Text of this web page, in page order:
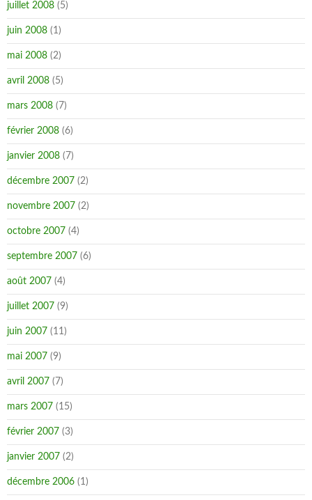
juillet 2008 (5)
juin 2008 (1)
mai 2008 (2)
avril 2008 (5)
mars 2008 (7)
février 2008 (6)
janvier 2008 (7)
décembre 2007 (2)
novembre 2007 (2)
octobre 2007 (4)
septembre 2007 (6)
août 2007 (4)
juillet 2007 (9)
juin 2007 (11)
mai 2007 (9)
avril 2007 (7)
mars 2007 (15)
février 2007 (3)
janvier 2007 (2)
décembre 2006 (1)